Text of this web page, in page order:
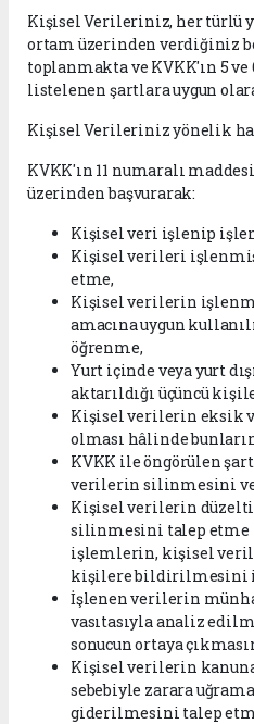
Kişisel Verileriniz, her türlü
ortam üzerinden verdiğiniz
toplanmakta ve KVKK'ın 5
listelenen şartlara uygun
Kişisel Verileriniz yönelik
KVKK'ın 11 numaralı
üzerinden başvurarak:
Kişisel veri işlenip
Kişisel verileri
etme,
Kişisel verilerin
amacına uygun
öğrenme,
Yurt içinde veya yurt
aktarıldığı üçüncü
Kişisel verilerin eksik
olması hâlinde
KVKK ile öngörülen
verilerin silinmesini
Kişisel verilerin
silinmesini talep etme
işlemlerin, kişisel
kişilere bildirilmesini
İşlenen verilerin
vasıtasıyla analiz
sonucun ortaya
Kişisel verilerin
sebebiyle zarara
giderilmesini talep